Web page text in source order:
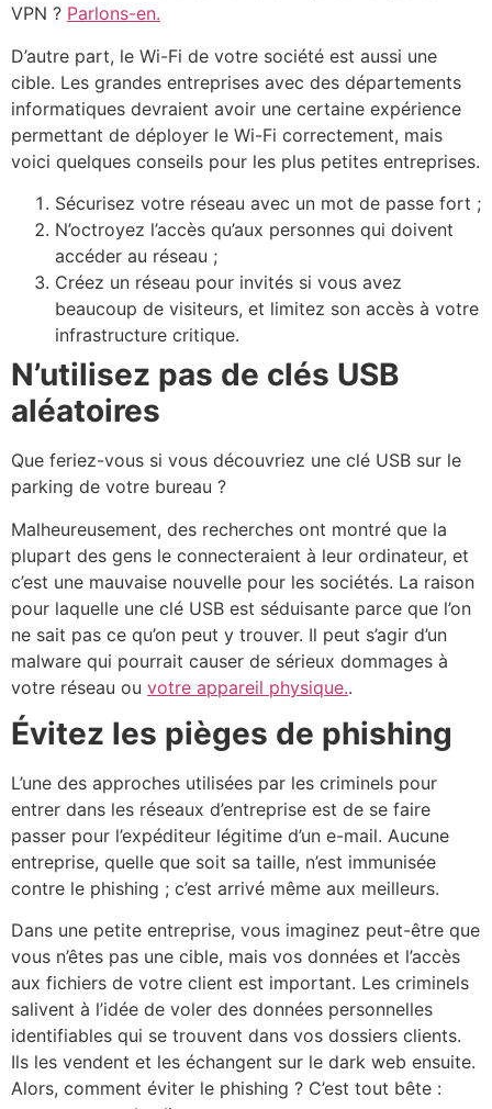
VPN ? Parlons-en.
D’autre part, le Wi-Fi de votre société est aussi une
cible. Les grandes entreprises avec des départements
informatiques devraient avoir une certaine expérience
permettant de déployer le Wi-Fi correctement, mais
voici quelques conseils pour les plus petites entreprises.
Sécurisez votre réseau avec un mot de passe fort ;
N’octroyez l’accès qu’aux personnes qui doivent
accéder au réseau ;
Créez un réseau pour invités si vous avez
beaucoup de visiteurs, et limitez son accès à votre
infrastructure critique.
N’utilisez pas de clés USB
aléatoires
Que feriez-vous si vous découvriez une clé USB sur le
parking de votre bureau ?
Malheureusement, des recherches ont montré que la
plupart des gens le connecteraient à leur ordinateur, et
c’est une mauvaise nouvelle pour les sociétés. La raison
pour laquelle une clé USB est séduisante parce que l’on
ne sait pas ce qu’on peut y trouver. Il peut s’agir d’un
malware qui pourrait causer de sérieux dommages à
votre réseau ou votre appareil physique..
Évitez les pièges de phishing
L’une des approches utilisées par les criminels pour
entrer dans les réseaux d’entreprise est de se faire
passer pour l’expéditeur légitime d’un e-mail. Aucune
entreprise, quelle que soit sa taille, n’est immunisée
contre le phishing ; c’est arrivé même aux meilleurs.
Dans une petite entreprise, vous imaginez peut-être que
vous n’êtes pas une cible, mais vos données et l’accès
aux fichiers de votre client est important. Les criminels
salivent à l’idée de voler des données personnelles
identifiables qui se trouvent dans vos dossiers clients.
Ils les vendent et les échangent sur le dark web ensuite.
Alors, comment éviter le phishing ? C’est tout bête :